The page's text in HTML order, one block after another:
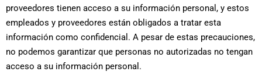
proveedores tienen acceso a su información personal, y estos
empleados y proveedores están obligados a tratar esta
información como confidencial. A pesar de estas precauciones,
no podemos garantizar que personas no autorizadas no tengan
acceso a su información personal.